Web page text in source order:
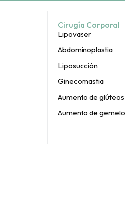
Cirugía Corporal
Lipovaser
Abdominoplastia
Liposucción
Ginecomastia
Aumento de glúteos
Aumento de gemelo